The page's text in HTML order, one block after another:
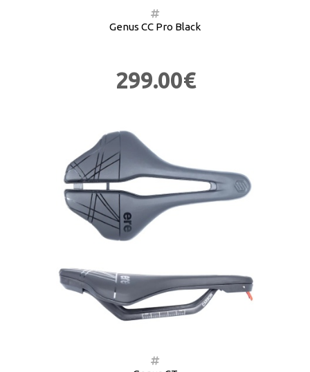
Genus CC Pro Black
299.00€